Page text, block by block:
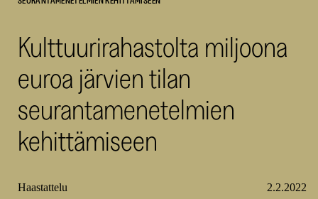
Kulttuurirahastolta miljoona
euroa järvien tilan
seurantamenetelmien
kehittämiseen
Haastattelu 2.2.2022